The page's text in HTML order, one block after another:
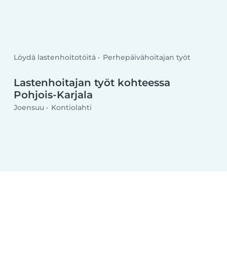
Löydä lastenhoitotöitä Perhepäivähoitajan työt
Lastenhoitajan työt kohteessa
Pohjois-Karjala
Joensuu Kontiolahti